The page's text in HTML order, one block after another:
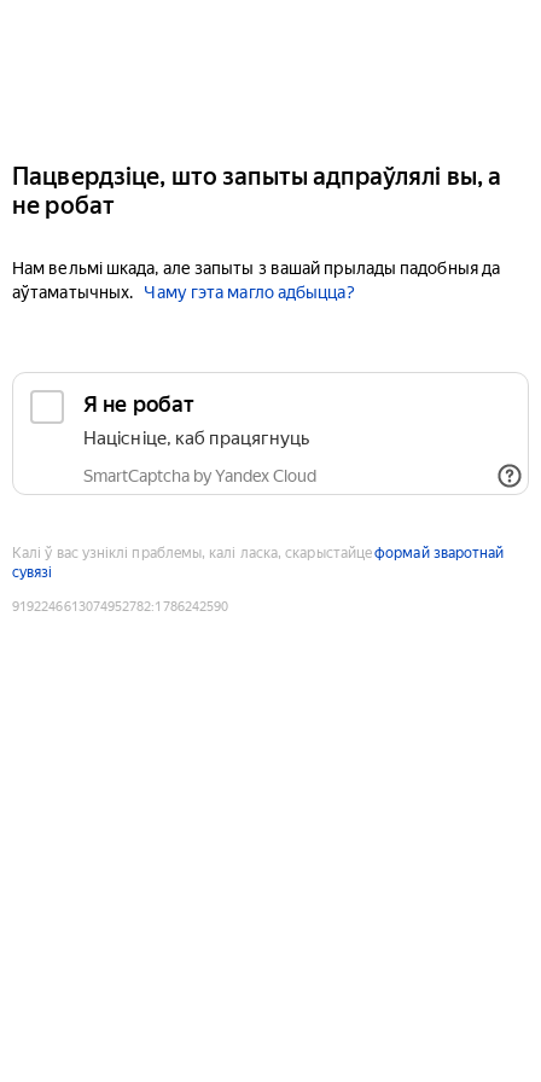
Пацвердзіце, што запыты адпраўлялі вы, а
не робат
Нам вельмі шкада, але запыты з вашай прылады падобныя да
аўтаматычных.
Чаму гэта магло адбыцца?
Я не робат
Націсніце, каб працягнуць
SmartCaptcha by Yandex Cloud
Калі ў вас узніклі праблемы, калі ласка, скарыстайцеформай зваротнай
сувязі
9192246613074952782:1786242590